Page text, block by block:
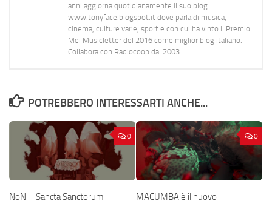
anni aggiorna quotidianamente il suo blog
www.tonyface.blogspot.it dove parla di musica,
cinema, culture varie, sport e con cui ha vinto il Premio
Mei Musicletter del 2016 come miglior blog italiano.
Collabora con Radiocoop dal 2003.
POTREBBERO INTERESSARTI ANCHE...
0
NoN – Sancta Sanctorum
0
MACUMBA è il nuovo